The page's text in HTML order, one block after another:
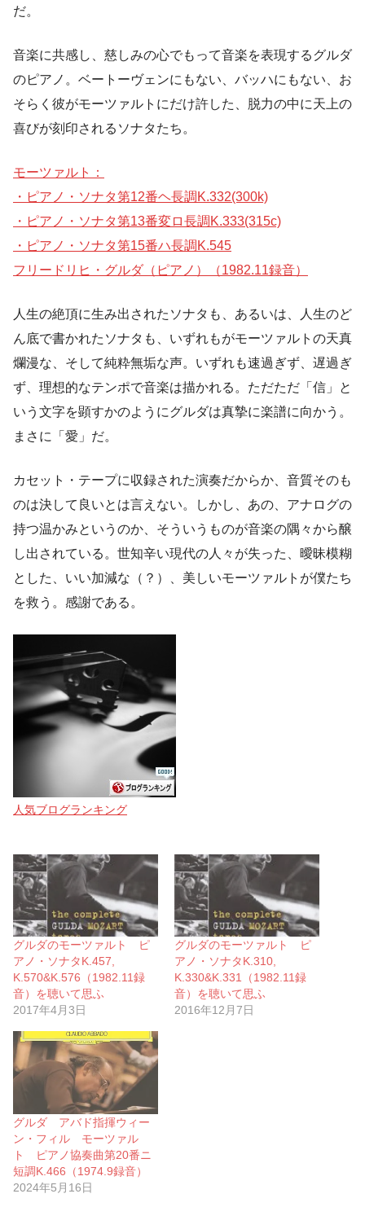
だ。
音楽に共感し、慈しみの心でもって音楽を表現するグルダ
のピアノ。ベートーヴェンにもない、バッハにもない、お
そらく彼がモーツァルトにだけ許した、脱力の中に天上の
喜びが刻印されるソナタたち。
モーツァルト：
・ピアノ・ソナタ第12番ヘ長調K.332(300k)
・ピアノ・ソナタ第13番変ロ長調K.333(315c)
・ピアノ・ソナタ第15番ハ長調K.545
フリードリヒ・グルダ（ピアノ）（1982.11録音）
人生の絶頂に生み出されたソナタも、あるいは、人生のど
ん底で書かれたソナタも、いずれもがモーツァルトの天真
爛漫な、そして純粋無垢な声。いずれも速過ぎず、遅過ぎ
ず、理想的なテンポで音楽は描かれる。ただただ「信」と
いう文字を顕すかのようにグルダは真摯に楽譜に向かう。
まさに「愛」だ。
カセット・テープに収録された演奏だからか、音質そのも
のは決して良いとは言えない。しかし、あの、アナログの
持つ温かみというのか、そういうものが音楽の隅々から醸
し出されている。世知辛い現代の人々が失った、曖昧模糊
とした、いい加減な（？）、美しいモーツァルトが僕たち
を救う。感謝である。
人気ブログランキング
グルダのモーツァルト ピ
アノ・ソナタK.457,
K.570&K.576（1982.11録
音）を聴いて思ふ
2017年4月3日
グルダのモーツァルト ピ
アノ・ソナタK.310,
K.330&K.331（1982.11録
音）を聴いて思ふ
2016年12月7日
グルダ アバド指揮ウィー
ン・フィル モーツァル
ト ピアノ協奏曲第20番ニ
短調K.466（1974.9録音）
2024年5月16日